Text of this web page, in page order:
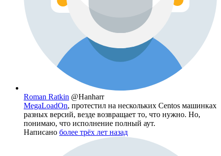
Roman Ratkin @Hanharr
MegaLoadOn, протестил на нескольких Centos машинках
разных версий, везде возвращает то, что нужно. Но,
понимаю, что исполнение полный аут.
Написано более трёх лет назад